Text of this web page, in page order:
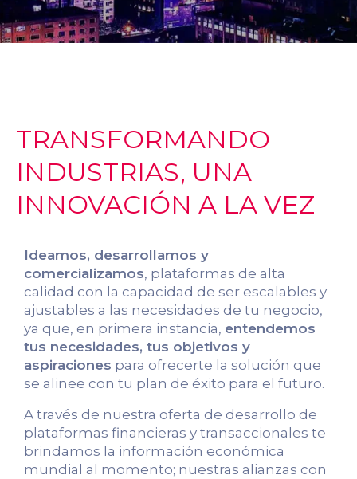
TRANSFORMANDO
INDUSTRIAS, UNA
INNOVACIÓN A LA VEZ
Ideamos, desarrollamos y
comercializamos, plataformas de alta
calidad con la capacidad de ser escalables y
ajustables a las necesidades de tu negocio,
ya que, en primera instancia, entendemos
tus necesidades, tus objetivos y
aspiraciones para ofrecerte la solución que
se alinee con tu plan de éxito para el futuro.
A través de nuestra oferta de desarrollo de
plataformas financieras y transaccionales te
brindamos la información económica
mundial al momento; nuestras alianzas con